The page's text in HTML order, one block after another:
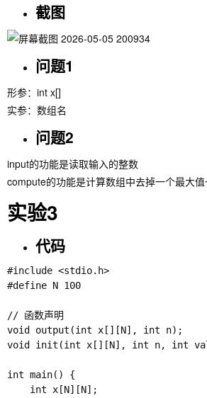
截图
问题1
形参：int x[]
实参：数组名
问题2
input的功能是读取输入的整数
compute的功能是计算数组中去掉一个最大
实验3
代码
#include <stdio.h>
#define N 100
// 函数声明
void output(int x[][N], int n);
void init(int x[][N], int n, int
int main() {
    int x[N][N];